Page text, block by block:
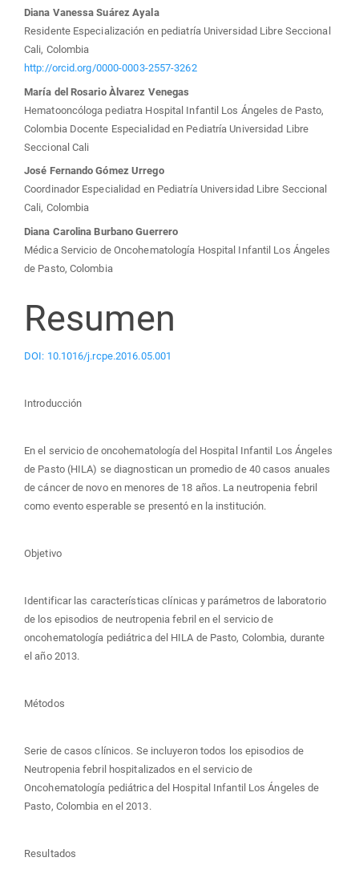
Contenido
principal
del
artículo
Diana Vanessa Suárez Ayala
Residente Especialización en pediatría Universidad Libre Seccional
Cali, Colombia
http://orcid.org/0000-0003-2557-3262
María del Rosario Àlvarez Venegas
Hematooncóloga pediatra Hospital Infantil Los Ángeles de Pasto,
Colombia Docente Especialidad en Pediatría Universidad Libre
Seccional Cali
José Fernando Gómez Urrego
Coordinador Especialidad en Pediatría Universidad Libre Seccional
Cali, Colombia
Diana Carolina Burbano Guerrero
Médica Servicio de Oncohematología Hospital Infantil Los Ángeles
de Pasto, Colombia
Resumen
DOI: 10.1016/j.rcpe.2016.05.001
Introducción
En el servicio de oncohematología del Hospital Infantil Los Ángeles
de Pasto (HILA) se diagnostican un promedio de 40 casos anuales
de cáncer de novo en menores de 18 años. La neutropenia febril
como evento esperable se presentó en la institución.
Objetivo
Identificar las características clínicas y parámetros de laboratorio
de los episodios de neutropenia febril en el servicio de
oncohematología pediátrica del HILA de Pasto, Colombia, durante
el año 2013.
Métodos
Serie de casos clínicos. Se incluyeron todos los episodios de
Neutropenia febril hospitalizados en el servicio de
Oncohematología pediátrica del Hospital Infantil Los Ángeles de
Pasto, Colombia en el 2013.
Resultados